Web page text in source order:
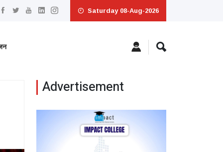
Saturday 08-Aug-2026
Advertisement